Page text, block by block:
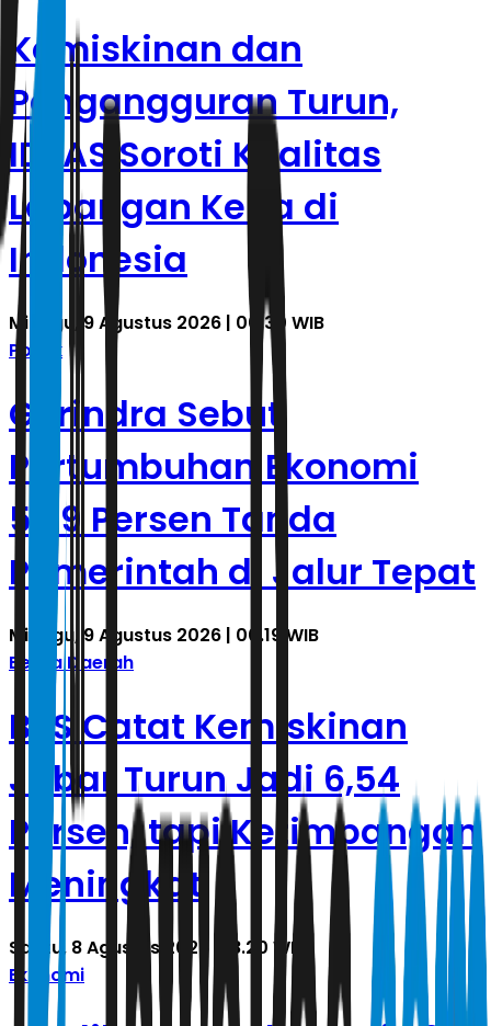
Kemiskinan dan
Pengangguran Turun,
IDEAS Soroti Kualitas
Lapangan Kerja di
Indonesia
Minggu, 9 Agustus 2026 | 00.30 WIB
Politik
Gerindra Sebut
Pertumbuhan Ekonomi
5,29 Persen Tanda
Pemerintah di Jalur Tepat
Minggu, 9 Agustus 2026 | 00.19 WIB
Berita Daerah
BPS Catat Kemiskinan
Jabar Turun Jadi 6,54
Persen, tapi Ketimpangan
Meningkat
Sabtu, 8 Agustus 2026 | 18.20 WIB
Ekonomi